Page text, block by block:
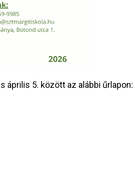
április 5. között az alábbi űrlapon: